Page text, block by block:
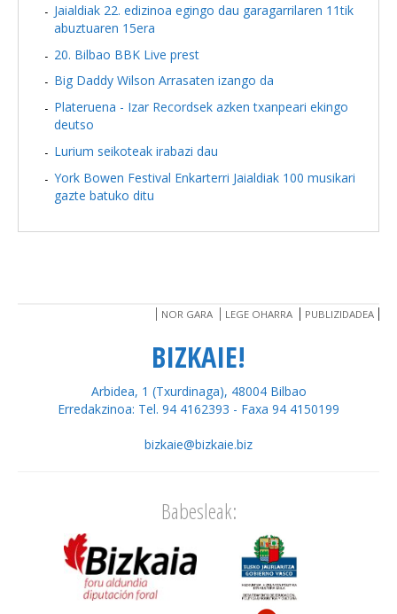
Jaialdiak 22. edizinoa egingo dau garagarrilaren 11tik
abuztuaren 15era
20. Bilbao BBK Live prest
Big Daddy Wilson Arrasaten izango da
Plateruena - Izar Recordsek azken txanpeari ekingo
deutso
Lurium seikoteak irabazi dau
York Bowen Festival Enkarterri Jaialdiak 100 musikari
gazte batuko ditu
NOR GARA LEGE OHARRA PUBLIZIDADEA
BIZKAIE!
Arbidea, 1 (Txurdinaga), 48004 Bilbao
Erredakzinoa: Tel. 94 4162393 - Faxa 94 4150199
bizkaie@bizkaie.biz
Babesleak: